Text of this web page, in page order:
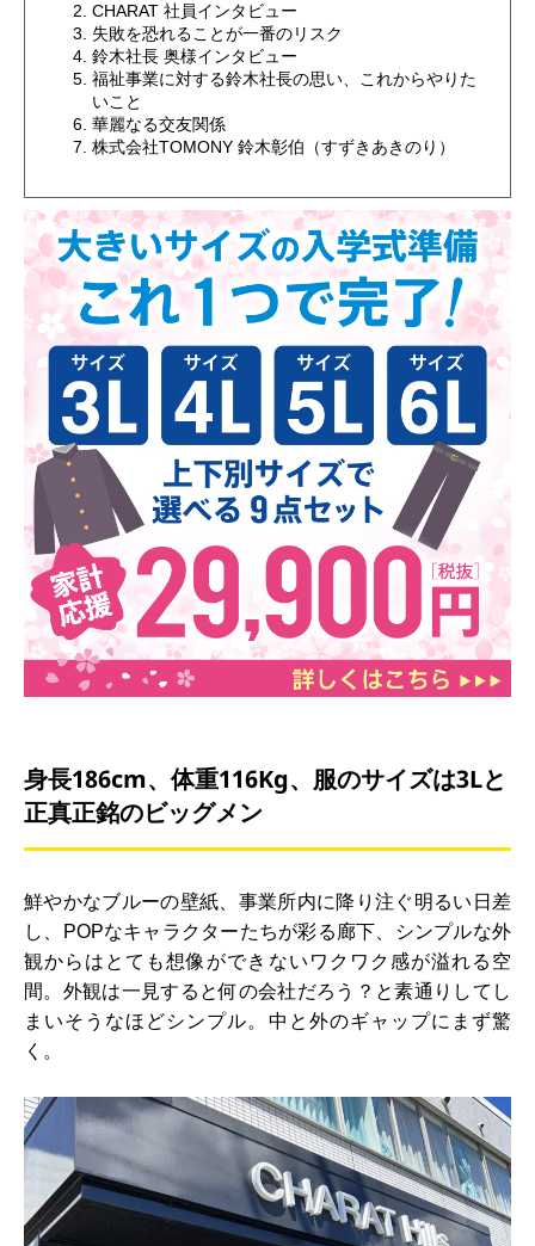
CHARAT 社員インタビュー
失敗を恐れることが一番のリスク
鈴木社長 奥様インタビュー
福祉事業に対する鈴木社長の思い、これからやりた
いこと
華麗なる交友関係
株式会社TOMONY 鈴木彰伯（すずきあきのり）
身長186cm、体重116Kg、服のサイズは3Lと
正真正銘のビッグメン
鮮やかなブルーの壁紙、事業所内に降り注ぐ明るい日差
し、POPなキャラクターたちが彩る廊下、シンプルな外
観からはとても想像ができないワクワク感が溢れる空
間。外観は一見すると何の会社だろう？と素通りしてし
まいそうなほどシンプル。中と外のギャップにまず驚
く。